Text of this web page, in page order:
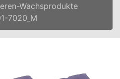
Wachsprodukte
7020_M